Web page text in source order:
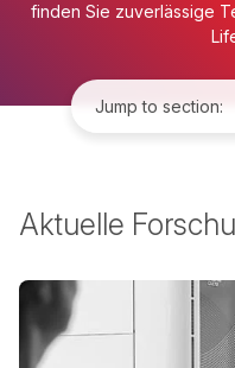
finden Sie zuverlässige
Aktuelle